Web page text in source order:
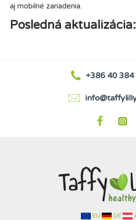
aj mobilné zariadenia.
Posledná
+386 40 384
EU DE